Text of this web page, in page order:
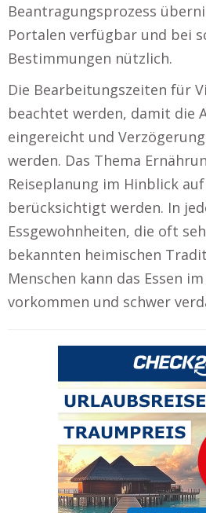
Beantragungsprozess
Portalen verfügbar und bei
Bestimmungen nützlich.
Die Bearbeitungszeiten für
beachtet werden, damit die
eingereicht und
werden. Das Thema
Reiseplanung im Hinblick
berücksichtigt werden. In
Essgewohnheiten, die oft
bekannten heimischen
Menschen kann das Essen
vorkommen und schwer